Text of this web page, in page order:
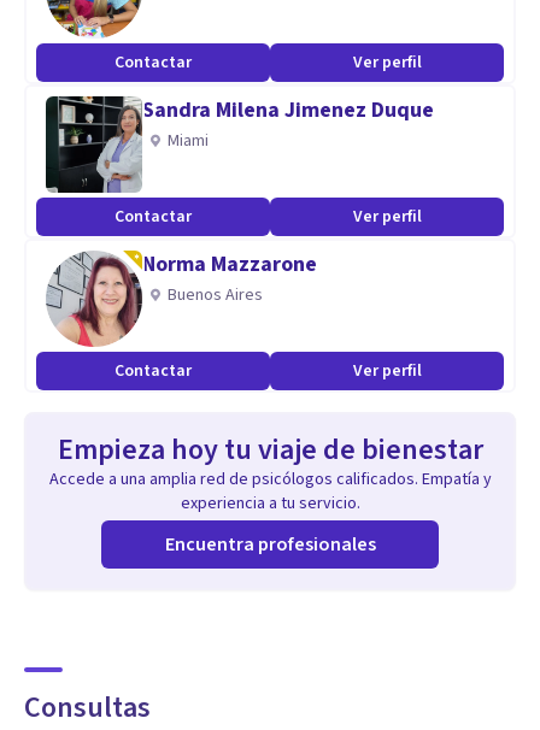
Contactar Ver perfil
Sandra Milena Jimenez Duque
Miami
Contactar Ver perfil
Norma Mazzarone
Buenos Aires
Contactar Ver perfil
Empieza hoy tu viaje de bienestar
Accede a una amplia red de psicólogos calificados. Empatía y
experiencia a tu servicio.
Encuentra profesionales
Consultas